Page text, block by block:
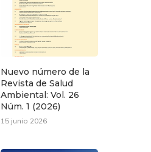
Nuevo número de la
Revista de Salud
Ambiental: Vol. 26
Núm. 1 (2026)
15 junio 2026